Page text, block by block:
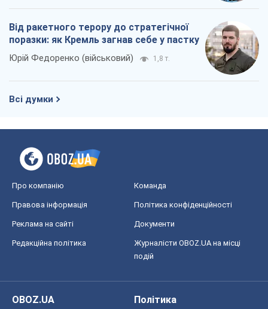
Від ракетного терору до стратегічної
поразки: як Кремль загнав себе у пастку
Юрій Федоренко (військовий) 1,8 т.
Всі думки
Про компанію Команда
Правова інформація Політика конфіденційності
Реклама на сайті Документи
Редакційна політика
Журналісти OBOZ.UA на місці
подій
OBOZ.UA
Політика